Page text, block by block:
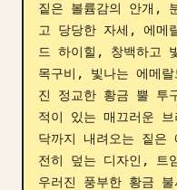
짙은 볼륨감의 안개,
고 당당한 자세, 에메
드 하이힐, 창백하고
목구비, 빛나는 에메
진 정교한 황금 뿔 투
적이 있는 매끄러운
닥까지 내려오는 짙
전히 덮는 디자인, 트
우러진 풍부한 황금